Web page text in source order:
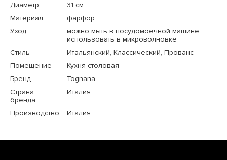
Диаметр
31 см
Материал
фарфор
Уход
можно мыть в посудомоечной машине,
использовать в микроволновке
Стиль
Итальянский, Классический, Прованс
Помещение
Кухня-столовая
Бренд
Tognana
Страна
бренда
Италия
Производство Италия